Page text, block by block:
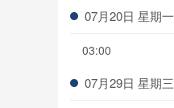
07月20日 星期一
03:00
07月29日 星期三